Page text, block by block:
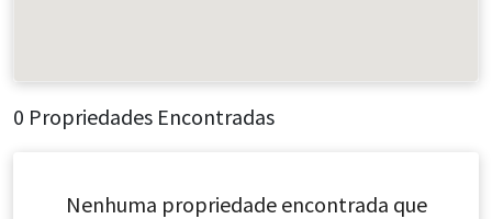
0 Propriedades Encontradas
Nenhuma propriedade encontrada que